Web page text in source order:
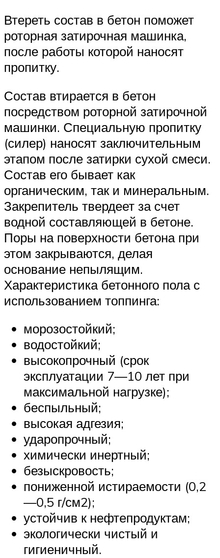
Втереть состав в бетон поможет
роторная затирочная машинка,
после работы которой наносят
пропитку.
Состав втирается в бетон
посредством роторной затирочной
машинки. Специальную пропитку
(силер) наносят заключительным
этапом после затирки сухой смеси.
Состав его бывает как
органическим, так и минеральным.
Закрепитель твердеет за счет
водной составляющей в бетоне.
Поры на поверхности бетона при
этом закрываются, делая
основание непылящим.
Характеристика бетонного пола с
использованием топпинга:
морозостойкий;
водостойкий;
высокопрочный (срок
эксплуатации 7—10 лет при
максимальной нагрузке);
беспыльный;
высокая адгезия;
ударопрочный;
химически инертный;
безыскровость;
пониженной истираемости (0,2
—0,5 г/см2);
устойчив к нефтепродуктам;
экологически чистый и
гигиеничный.